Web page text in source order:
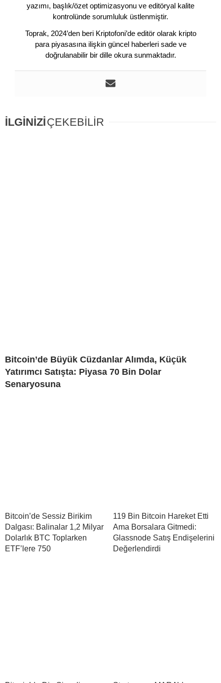
yazımı, başlık/özet optimizasyonu ve editöryal kalite
kontrolünde sorumluluk üstlenmiştir.
Toprak, 2024’den beri Kriptofoni’de editör olarak kripto
para piyasasına ilişkin güncel haberleri sade ve
doğrulanabilir bir dille okura sunmaktadır.
İLGİNİZİÇEKEBİLİR
Bitcoin’de Büyük Cüzdanlar Alımda, Küçük
Yatırımcı Satışta: Piyasa 70 Bin Dolar
Senaryosuna
Bitcoin’de Sessiz Birikim
Dalgası: Balinalar 1,2 Milyar
Dolarlık BTC Toplarken
ETF’lere 750
119 Bin Bitcoin Hareket Etti
Ama Borsalara Gitmedi:
Glassnode Satış Endişelerini
Değerlendirdi